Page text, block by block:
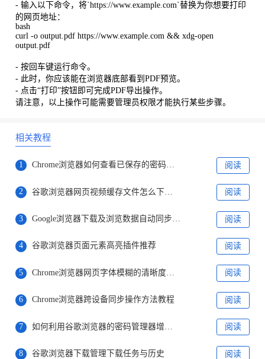
- 输入以下命令，将`https://www.example.com`替换为你想要打印
的网页地址：
bash
curl -o output.pdf https://www.example.com && xdg-open
output.pdf
- 按回车键运行命令。
- 此时，你应该能在浏览器底部看到PDF预览。
- 点击“打印”按钮即可完成PDF导出操作。
请注意，以上操作可能需要管理员权限才能执行某些步骤。
相关教程
1 Chrome浏览器如何查看已保存的密码和帐户信息 阅读
2 阅读
3 Google浏览器下载及浏览数据自动同步方法 阅读
4 谷歌浏览器页面元素高亮插件推荐 阅读
5 阅读
6 Chrome浏览器跨设备同步操作方法教程 阅读
7 阅读
8 谷歌浏览器下载管理下载任务与历史 阅读